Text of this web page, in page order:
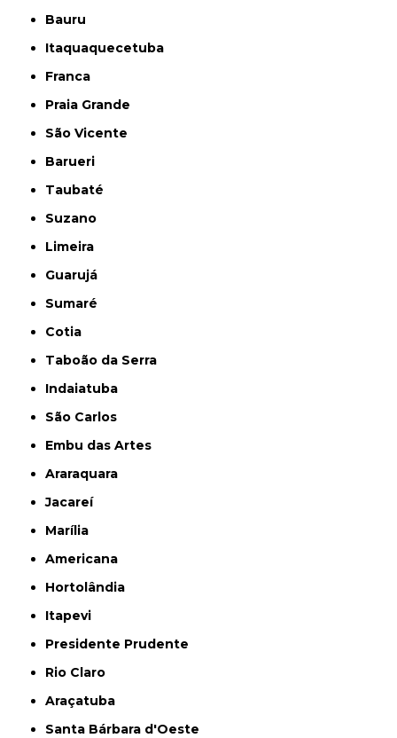
Bauru
Itaquaquecetuba
Franca
Praia Grande
São Vicente
Barueri
Taubaté
Suzano
Limeira
Guarujá
Sumaré
Cotia
Taboão da Serra
Indaiatuba
São Carlos
Embu das Artes
Araraquara
Jacareí
Marília
Americana
Hortolândia
Itapevi
Presidente Prudente
Rio Claro
Araçatuba
Santa Bárbara d'Oeste